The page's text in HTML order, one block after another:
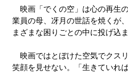
映画「でくの空」は心の再生
業員の母、冴月の世話を焼くが
まざまな困りごとの中に投げ込
映画ではとぼけた空気でクス
笑顔を見せない。「生きていれ